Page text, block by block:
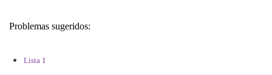
Problemas sugeridos:
Lista 1